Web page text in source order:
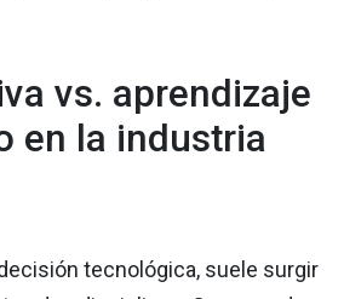
vs. aprendizaje
en la industria
tecnológica, suele surgir